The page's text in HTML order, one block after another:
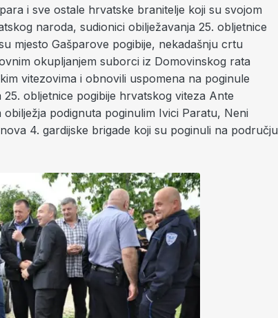
i sve ostale hrvatske branitelje koji su svojom
naroda, sudionici obilježavanja 25. obljetnice
mjesto Gašparove pogibije, nekadašnju crtu
okupljanjem suborci iz Domovinskog rata
vitezovima i obnovili uspomena na poginule
obljetnice pogibije hrvatskog viteza Ante
podignuta poginulim Ivici Paratu, Neni
4. gardijske brigade koji su poginuli na području